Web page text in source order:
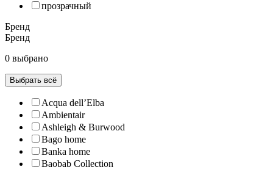
прозрачный
Бренд
Бренд
0 выбрано
Выбрать всё
Acqua dell’Elba
Ambientair
Ashleigh & Burwood
Bago home
Banka home
Baobab Collection